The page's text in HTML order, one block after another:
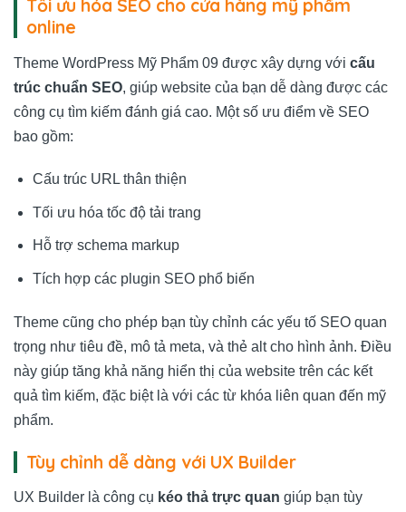
Tối ưu hóa SEO cho cửa hàng mỹ phẩm
online
Theme WordPress Mỹ Phẩm 09 được xây dựng với cấu
trúc chuẩn SEO, giúp website của bạn dễ dàng được các
công cụ tìm kiếm đánh giá cao. Một số ưu điểm về SEO
bao gồm:
Cấu trúc URL thân thiện
Tối ưu hóa tốc độ tải trang
Hỗ trợ schema markup
Tích hợp các plugin SEO phổ biến
Theme cũng cho phép bạn tùy chỉnh các yếu tố SEO quan
trọng như tiêu đề, mô tả meta, và thẻ alt cho hình ảnh. Điều
này giúp tăng khả năng hiển thị của website trên các kết
quả tìm kiếm, đặc biệt là với các từ khóa liên quan đến mỹ
phẩm.
Tùy chỉnh dễ dàng với UX Builder
UX Builder là công cụ kéo thả trực quan giúp bạn tùy